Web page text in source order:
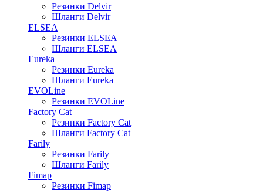
Резинки Delvir
Шланги Delvir
ELSEA
Резинки ELSEA
Шланги ELSEA
Eureka
Резинки Eureka
Шланги Eureka
EVOLine
Резинки EVOLine
Factory Cat
Резинки Factory Cat
Шланги Factory Cat
Farily
Резинки Farily
Шланги Farily
Fimap
Резинки Fimap